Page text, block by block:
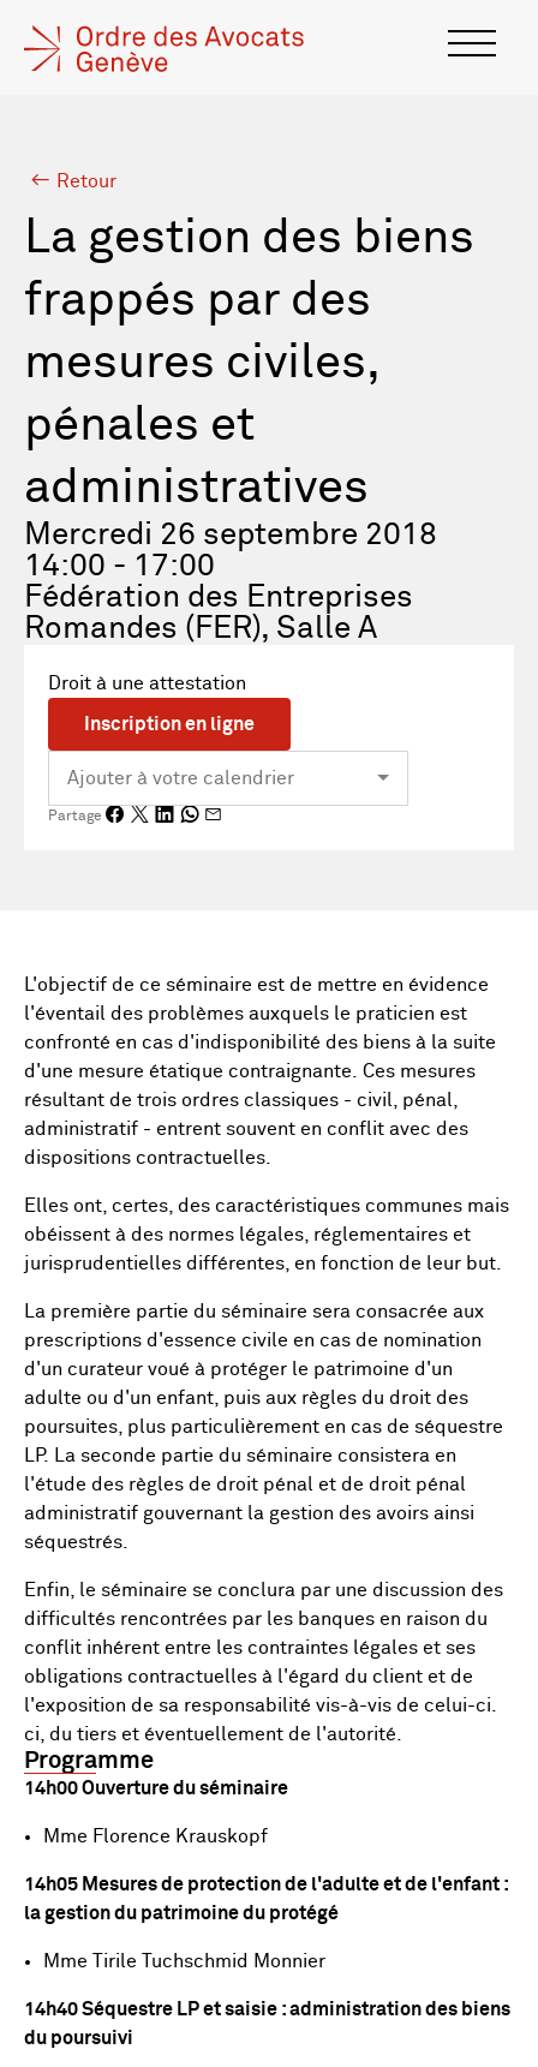
Retour
La gestion des biens
frappés par des
mesures civiles,
pénales et
administratives
Mercredi 26 septembre 2018
14:00 - 17:00
Fédération des Entreprises
Romandes (FER), Salle A
Droit à une attestation
Inscription en ligne
Partage
L'objectif de ce séminaire est de mettre en évidence
l'éventail des problèmes auxquels le praticien est
confronté en cas d'indisponibilité des biens à la suite
d'une mesure étatique contraignante. Ces mesures
résultant de trois ordres classiques - civil, pénal,
administratif - entrent souvent en conflit avec des
dispositions contractuelles.
Elles ont, certes, des caractéristiques communes mais
obéissent à des normes légales, réglementaires et
jurisprudentielles différentes, en fonction de leur but.
La première partie du séminaire sera consacrée aux
prescriptions d'essence civile en cas de nomination
d'un curateur voué à protéger le patrimoine d'un
adulte ou d'un enfant, puis aux règles du droit des
poursuites, plus particulièrement en cas de séquestre
LP.
La seconde partie du séminaire consistera en
l'étude des règles de droit pénal et de droit pénal
administratif gouvernant la gestion des avoirs ainsi
séquestrés.
Enfin, le séminaire se conclura par une discussion des
difficultés rencontrées par les banques en raison du
conflit inhérent entre les contraintes légales et ses
obligations contractuelles à l'égard du client et de
l'exposition de sa responsabilité vis-à-vis de celui-ci.
ci, du tiers et éventuellement de l'autorité.
Programme
14h00 Ouverture du séminaire
Mme Florence Krauskopf
14h05 Mesures de protection de l'adulte et de l'enfant :
la gestion du patrimoine du protégé
Mme Tirile Tuchschmid Monnier
14h40 Séquestre LP et saisie : administration des biens
du poursuivi